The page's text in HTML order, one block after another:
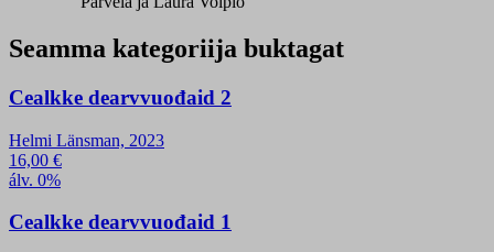
Seamma kategoriija buktagat
Cealkke dearvvuođaid 2
Helmi Länsman, 2023
16,00 €
álv. 0%
Cealkke dearvvuođaid 1